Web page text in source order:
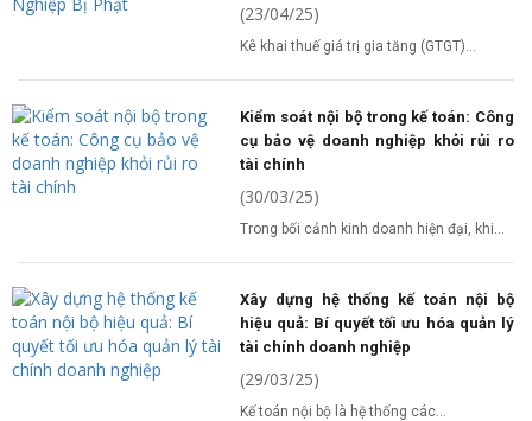
(23/04/25)
Kê khai thuế giá trị gia tăng (GTGT)...
Kiểm soát nội bộ trong kế toán: Công
cụ bảo vệ doanh nghiệp khỏi rủi ro
tài chính
(30/03/25)
Trong bối cảnh kinh doanh hiện đại, khi...
Xây dựng hệ thống kế toán nội bộ
hiệu quả: Bí quyết tối ưu hóa quản lý
tài chính doanh nghiệp
(29/03/25)
Kế toán nội bộ là hệ thống các...